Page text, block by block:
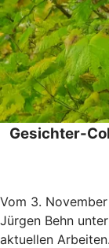
Gesichter-
Vom 3.
Jürgen Behn
aktuellen